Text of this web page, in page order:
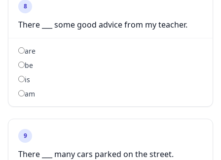
8
There ___ some good advice from my teacher.
are
be
is
am
9
There ___ many cars parked on the street.